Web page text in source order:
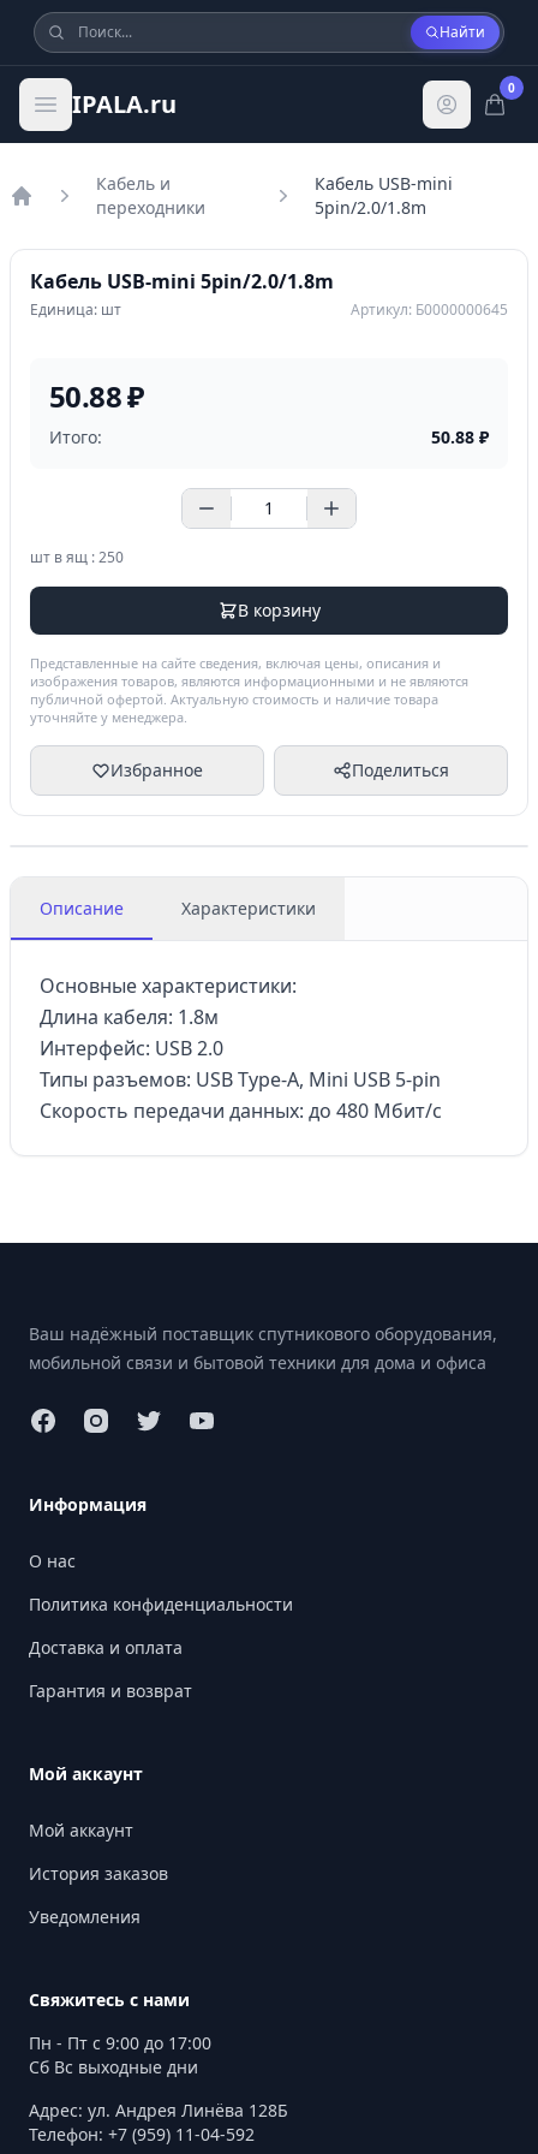
Найти
IPALA.ru
0
Кабель и
переходники
Кабель USB-mini
5pin/2.0/1.8m
Кабель USB-mini 5pin/2.0/1.8m
Единица: шт Артикул: Б0000000645
50.88 ₽
Итого: 50.88 ₽
шт в ящ : 250
В корзину
Представленные на сайте сведения, включая цены, описания и
изображения товаров, являются информационными и не являются
публичной офертой. Актуальную стоимость и наличие товара
уточняйте у менеджера.
Избранное Поделиться
Описание Характеристики
Основные характеристики:
Длина кабеля: 1.8м
Интерфейс: USB 2.0
Типы разъемов: USB Type-A, Mini USB 5-pin
Скорость передачи данных: до 480 Мбит/с
Ваш надёжный поставщик спутникового оборудования,
мобильной связи и бытовой техники для дома и офиса
Информация
О нас
Политика конфиденциальности
Доставка и оплата
Гарантия и возврат
Мой аккаунт
Мой аккаунт
История заказов
Уведомления
Свяжитесь с нами
Пн - Пт с 9:00 до 17:00
Сб Вс выходные дни
Адрес: ул. Андрея Линёва 128Б
Телефон: +7 (959) 11-04-592